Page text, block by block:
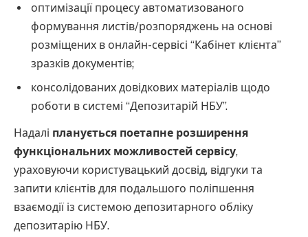
оптимізації процесу автоматизованого
формування листів/розпоряджень на основі
розміщених в онлайн-сервісі “Кабінет клієнта”
зразків документів;
консолідованих довідкових матеріалів щодо
роботи в системі “Депозитарій НБУ”.
Надалі планується поетапне розширення
функціональних можливостей сервісу,
ураховуючи користувацький досвід, відгуки та
запити клієнтів для подальшого поліпшення
взаємодії із системою депозитарного обліку
депозитарію НБУ.